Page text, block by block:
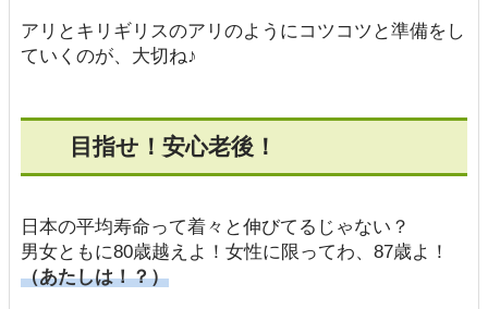
アリとキリギリスのアリのようにコツコツと準備をし
ていくのが、大切ね♪
目指せ！安心老後！
日本の平均寿命って着々と伸びてるじゃない？
男女ともに80歳越えよ！女性に限ってわ、87歳よ！
（あたしは！？）